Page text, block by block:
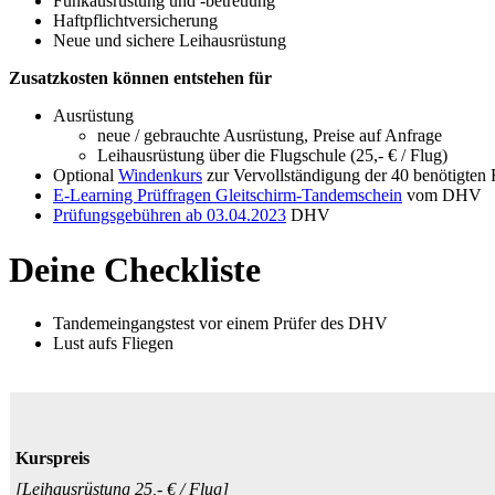
Haftpflichtversicherung
Neue und sichere Leihausrüstung
Zusatzkosten können entstehen für
Ausrüstung
neue / gebrauchte Ausrüstung, Preise auf Anfrage
Leihausrüstung über die Flugschule (25,- € / Flug)
Optional Windenkurs zur Vervollständigung der 40 benötigten
E-Learning Prüffragen Gleitschirm-Tandemschein vom DHV
Prüfungsgebühren ab 03.04.2023 DHV
Deine Checkliste
Tandemeingangstest vor einem Prüfer des DHV
Lust aufs Fliegen
Kurspreis
[Leihausrüstung 25,- € / Flug]